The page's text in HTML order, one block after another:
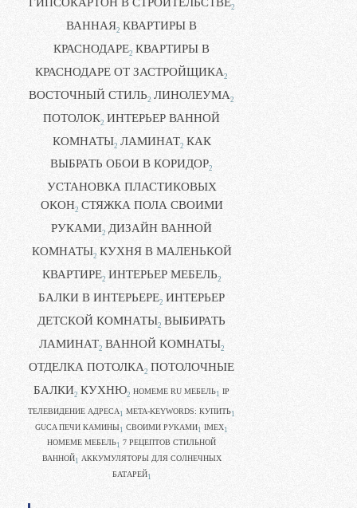
2
ВАННАЯ2 КВАРТИРЫ В
КРАСНОДАРЕ2 КВАРТИРЫ В
КРАСНОДАРЕ ОТ ЗАСТРОЙЩИКА2
ВОСТОЧНЫЙ СТИЛЬ2 ЛИНОЛЕУМА2
ПОТОЛОК2 ИНТЕРЬЕР ВАННОЙ
КОМНАТЫ2 ЛАМИНАТ2 КАК
ВЫБРАТЬ ОБОИ В КОРИДОР2
УСТАНОВКА ПЛАСТИКОВЫХ
ОКОН2 СТЯЖКА ПОЛА СВОИМИ
РУКАМИ2 ДИЗАЙН ВАННОЙ
КОМНАТЫ2 КУХНЯ В МАЛЕНЬКОЙ
КВАРТИРЕ2 ИНТЕРЬЕР МЕБЕЛЬ2
БАЛКИ В ИНТЕРЬЕРЕ2 ИНТЕРЬЕР
ДЕТСКОЙ КОМНАТЫ2 ВЫБИРАТЬ
ЛАМИНАТ2 ВАННОЙ КОМНАТЫ2
ОТДЕЛКА ПОТОЛКА2 ПОТОЛОЧНЫЕ
БАЛКИ2 КУХНЮ2 HOMEME RU МЕБЕЛЬ1 IP
ТЕЛЕВИДЕНИЕ АДРЕСА 1 META-KEYWORDS: КУПИТЬ1
GUCA ПЕЧИ КАМИНЫ1 CВОИМИ РУКАМИ1 IMEX1
HOMEME МЕБЕЛЬ1 7 РЕЦЕПТОВ СТИЛЬНОЙ
ВАННОЙ1 АККУМУЛЯТОРЫ ДЛЯ СОЛНЕЧНЫХ
БАТАРЕЙ1